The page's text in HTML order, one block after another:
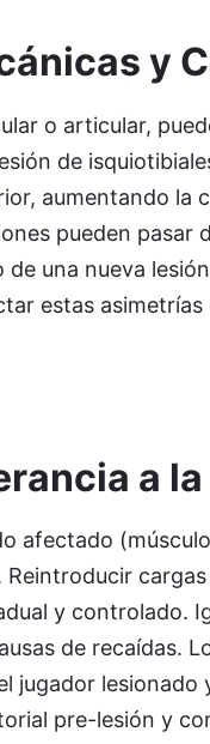
y
o articular,
de
aumentando la
pueden pasar
una nueva
estas
a
afectado
y controlado.
de recaídas.
jugador
pre-lesión y